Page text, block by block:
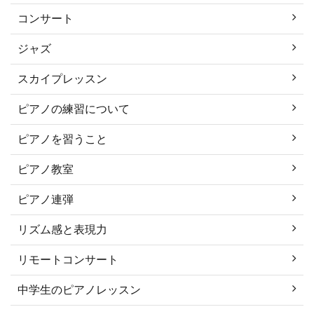
コンサート
ジャズ
スカイプレッスン
ピアノの練習について
ピアノを習うこと
ピアノ教室
ピアノ連弾
リズム感と表現力
リモートコンサート
中学生のピアノレッスン